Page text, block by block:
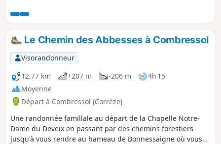
en forêt, et une petite route peu fréquentée.
Le Chemin des Abbesses à Combressol
Visorandonneur
12,77 km
+207 m -206 m
4h 15
Moyenne
Départ à Combressol (Corrèze)
Une randonnée famillale au départ de la Chapelle Notre-
Dame du Deveix en passant par des chemins forestiers
jusqu'à vous rendre au hameau de Bonnessaigne où vous